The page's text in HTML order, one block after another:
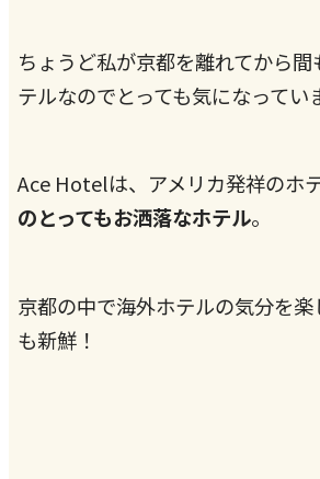
ちょうど私が京都を離れてから
テルなのでとっても気になってい
Ace Hotelは、アメリカ発祥のホ
のとってもお洒落なホテル。
京都の中で海外ホテルの気分を
も新鮮！